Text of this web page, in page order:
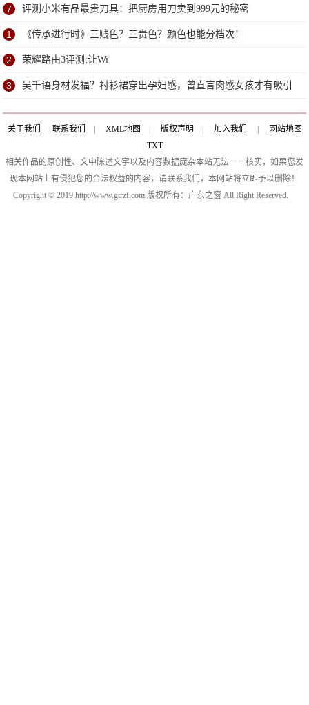
了？
7 评测小米有品最贵刀具：把厨房用刀卖到999元的秘密
1 《传承进行时》三贱色？三贵色？颜色也能分档次！
2 荣耀路由3评测:让Wi
3 吴千语身材发福？衬衫裙穿出孕妇感，曾直言肉感女孩才有吸引
力
关于我们 联系我们 XML地图 版权声明 加入我们
网站地图
TXT
相关作品的原创性、文中陈述文字以及内容数据庞杂本站无法一一核实，如果您发
现本网站上有侵犯您的合法权益的内容，请联系我们，本网站将立即予以删除！
Copyright © 2019 http://www.gtrzf.com 版权所有：广东之窗 All Right Reserved.